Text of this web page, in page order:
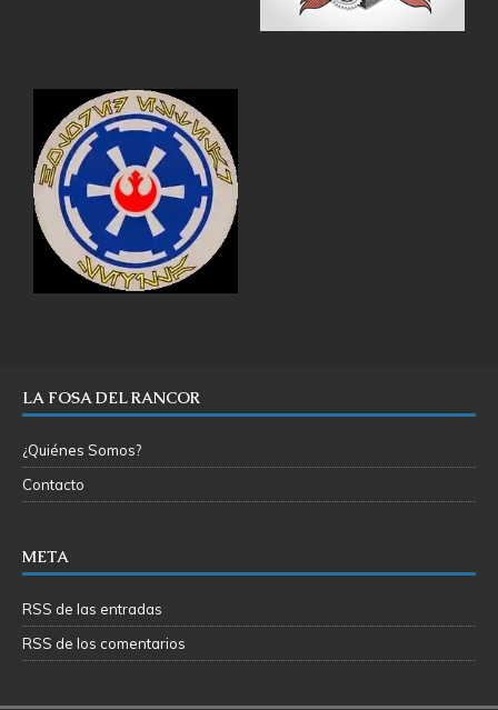
LA FOSA DEL RANCOR
¿Quiénes Somos?
Contacto
META
RSS de las entradas
RSS de los comentarios